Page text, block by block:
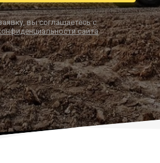
Заказать звонок
вы соглашаетесь с
сайта